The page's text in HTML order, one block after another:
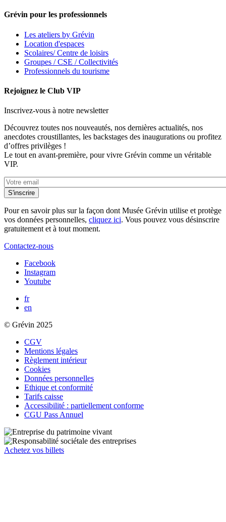
Grévin pour les professionnels
Les ateliers by Grévin
Location d'espaces
Scolaires/ Centre de loisirs
Groupes / CSE / Collectivités
Professionnels du tourisme
Rejoignez le Club VIP
Inscrivez-vous à notre newsletter
Découvrez toutes nos nouveautés, nos dernières actualités, nos
anecdotes croustillantes, les backstages des inaugurations ou profitez
d’offres privilèges !
Le tout en avant-première, pour vivre Grévin comme un véritable
VIP.
Pour en savoir plus sur la façon dont Musée Grévin utilise et protège
vos données personnelles, cliquez ici. Vous pouvez vous désinscrire
gratuitement et à tout moment.
Contactez-nous
Facebook
Instagram
Youtube
fr
en
© Grévin 2025
CGV
Mentions légales
Règlement intérieur
Cookies
Données personnelles
Ethique et conformité
Tarifs caisse
Accessibilité : partiellement conforme
CGU Pass Annuel
Achetez vos billets